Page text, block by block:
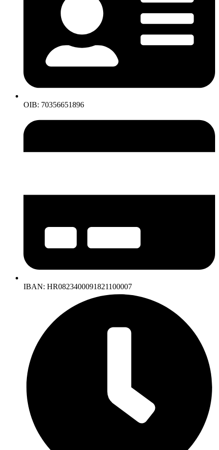
OIB: 70356651896
IBAN: HR0823400091821100007